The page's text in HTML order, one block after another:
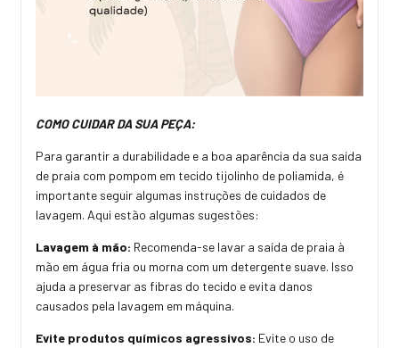
COMO CUIDAR DA SUA PEÇA:
Para garantir a durabilidade e a boa aparência da sua saída
de praia com pompom em tecido tijolinho de poliamida, é
importante seguir algumas instruções de cuidados de
lavagem. Aqui estão algumas sugestões:
Lavagem à mão: Recomenda-se lavar a saída de praia à
mão em água fria ou morna com um detergente suave. Isso
ajuda a preservar as fibras do tecido e evita danos
causados pela lavagem em máquina.
Evite produtos químicos agressivos: Evite o uso de